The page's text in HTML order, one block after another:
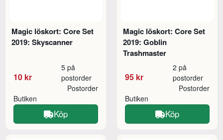
Magic löskort: Core Set
2019: Skyscanner
10 kr
5 på
postorder
Butiken
Postorder
Köp
Magic löskort: Core Set
2019: Goblin
Trashmaster
95 kr
2 på
postorder
Butiken
Postorder
Köp